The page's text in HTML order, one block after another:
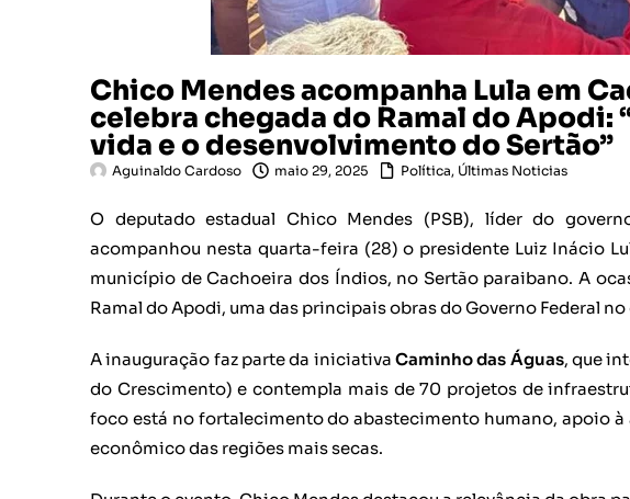
Chico Mendes acompanha Lula em
celebra chegada do Ramal do Apodi:
vida e o desenvolvimento do Sertão”
Aguinaldo Cardoso maio 29, 2025 Política, Últimas Noticias
O deputado estadual Chico Mendes (PSB), líder do
acompanhou nesta quarta-feira (28) o presidente Luiz Inácio
município de Cachoeira dos Índios, no Sertão paraibano. A
Ramal do Apodi, uma das principais obras do Governo Federal
A inauguração faz parte da iniciativa Caminho das Águas, que
do Crescimento) e contempla mais de 70 projetos de
foco está no fortalecimento do abastecimento humano, apoio
econômico das regiões mais secas.